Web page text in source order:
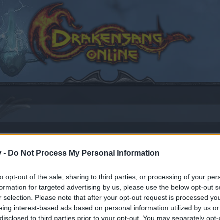
- Do Not Process My Personal Information
opt-out of the sale, sharing to third parties, or processing of your
for targeted advertising by us, please use the below opt-out
selection. Please note that after your opt-out request is processed
interest-based ads based on personal information utilized by us
to third parties prior to your opt-out. You may separately
aktualizacji 243
joining discussions or starting your own threads or